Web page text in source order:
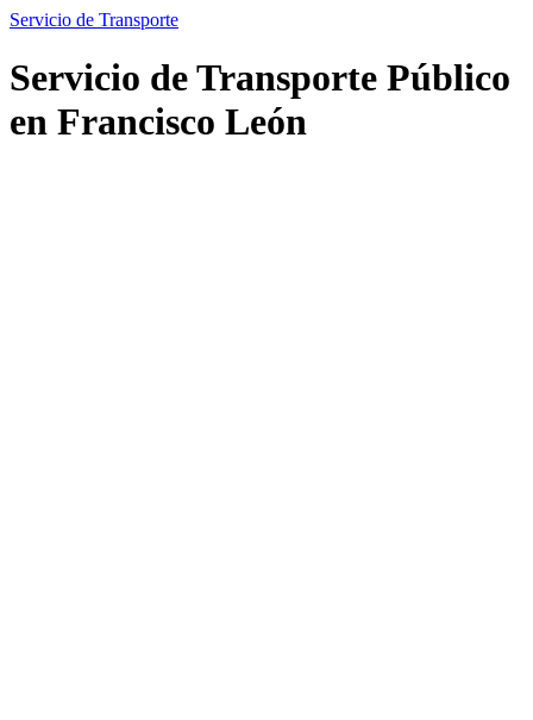
Servicio de Transporte
Servicio de Transporte Público
en Francisco León